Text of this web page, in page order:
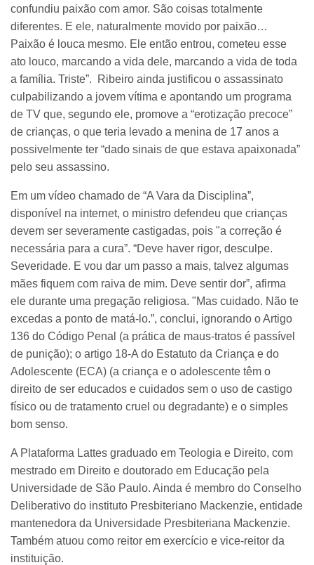
confundiu paixão com amor. São coisas totalmente
diferentes. E ele, naturalmente movido por paixão…
Paixão é louca mesmo. Ele então entrou, cometeu esse
ato louco, marcando a vida dele, marcando a vida de toda
a família. Triste”. Ribeiro ainda justificou o assassinato
culpabilizando a jovem vítima e apontando um programa
de TV que, segundo ele, promove a “erotização precoce”
de crianças, o que teria levado a menina de 17 anos a
possivelmente ter “dado sinais de que estava apaixonada”
pelo seu assassino.
Em um vídeo chamado de “A Vara da Disciplina”,
disponível na internet, o ministro defendeu que crianças
devem ser severamente castigadas, pois "a correção é
necessária para a cura”. “Deve haver rigor, desculpe.
Severidade. E vou dar um passo a mais, talvez algumas
mães fiquem com raiva de mim. Deve sentir dor”, afirma
ele durante uma pregação religiosa. "Mas cuidado. Não te
excedas a ponto de matá-lo.”, conclui, ignorando o Artigo
136 do Código Penal (a prática de maus-tratos é passível
de punição); o artigo 18-A do Estatuto da Criança e do
Adolescente (ECA) (a criança e o adolescente têm o
direito de ser educados e cuidados sem o uso de castigo
físico ou de tratamento cruel ou degradante) e o simples
bom senso.
A Plataforma Lattes graduado em Teologia e Direito, com
mestrado em Direito e doutorado em Educação pela
Universidade de São Paulo. Ainda é membro do Conselho
Deliberativo do instituto Presbiteriano Mackenzie, entidade
mantenedora da Universidade Presbiteriana Mackenzie.
Também atuou como reitor em exercício e vice-reitor da
instituição.